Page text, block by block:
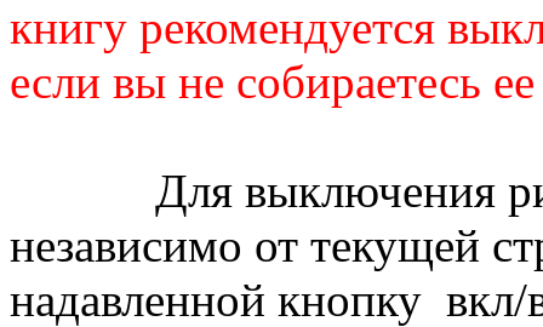
книгу рекомендуется
если вы не собираетесь
Для выключения
независимо от текущей
надавленной кнопку вкл/